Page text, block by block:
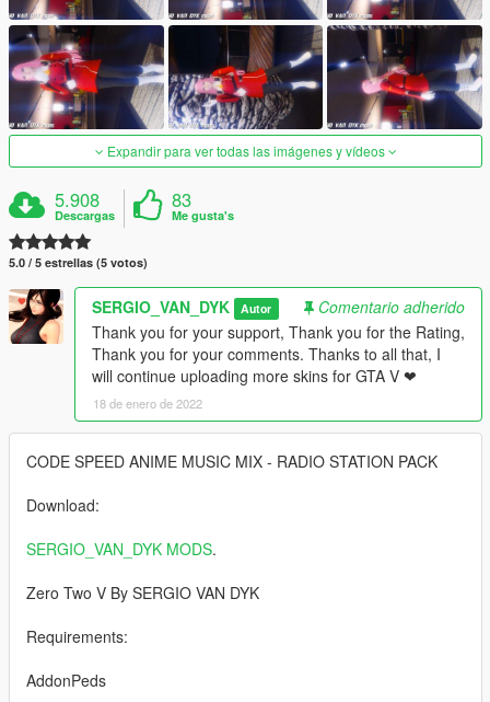
Expandir para ver todas las imágenes y vídeos
5.908
Descargas
83
Me gusta's
5.0 / 5 estrellas (5 votos)
SERGIO_VAN_DYK Autor
Comentario adherido
Thank you for your support, Thank you for the Rating,
Thank you for your comments. Thanks to all that, I
will continue uploading more skins for GTA V ❤
18 de enero de 2022
CODE SPEED ANIME MUSIC MIX - RADIO STATION PACK
Download:
SERGIO_VAN_DYK MODS.
Zero Two V By SERGIO VAN DYK
Requirements:
AddonPeds